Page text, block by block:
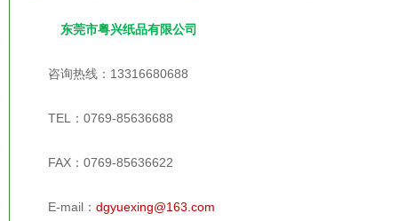
东莞市粤兴纸品有限公司
咨询热线：13316680688
TEL：0769-85636688
FAX：0769-85636622
E-mail： dgyuexing@163.com